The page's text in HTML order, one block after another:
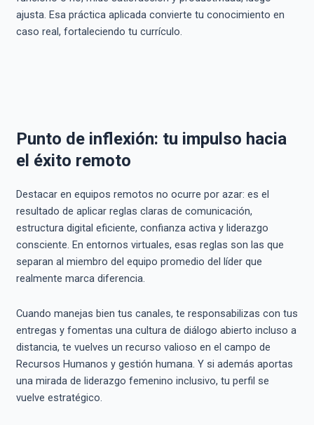
ajusta. Esa práctica aplicada convierte tu conocimiento en
caso real, fortaleciendo tu currículo.
Punto de inflexión: tu impulso hacia
el éxito remoto
Destacar en equipos remotos no ocurre por azar: es el
resultado de aplicar reglas claras de comunicación,
estructura digital eficiente, confianza activa y liderazgo
consciente. En entornos virtuales, esas reglas son las que
separan al miembro del equipo promedio del líder que
realmente marca diferencia.
Cuando manejas bien tus canales, te responsabilizas con tus
entregas y fomentas una cultura de diálogo abierto incluso a
distancia, te vuelves un recurso valioso en el campo de
Recursos Humanos y gestión humana. Y si además aportas
una mirada de liderazgo femenino inclusivo, tu perfil se
vuelve estratégico.